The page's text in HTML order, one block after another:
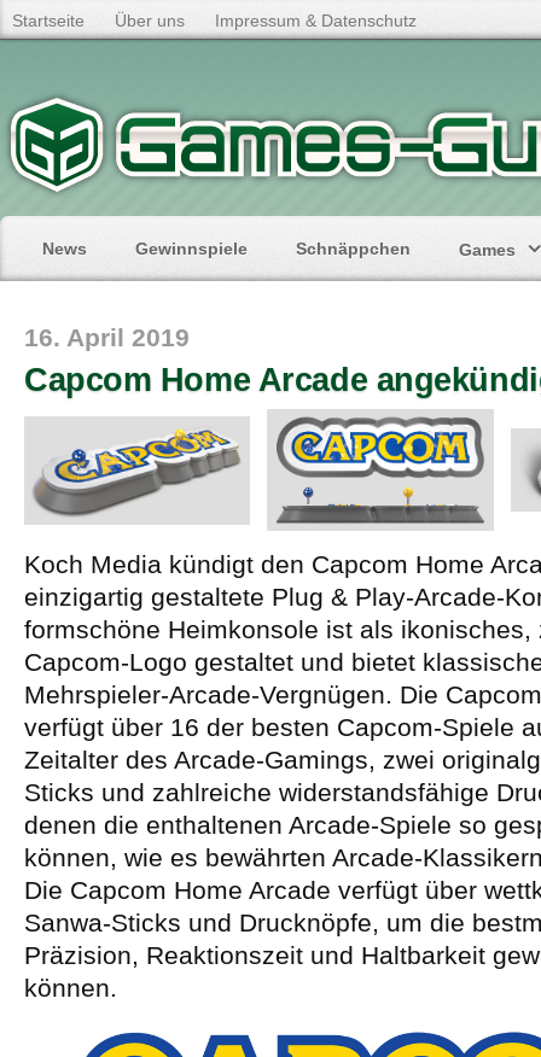
Startseite Über uns Impressum & Datenschutz
News Gewinnspiele Schnäppchen Games
16. April 2019
Capcom Home Arcade
Koch Media kündigt den Capcom Home
einzigartig gestaltete Plug & Play-Arcade-
formschöne Heimkonsole ist als ikonisches,
Capcom-Logo gestaltet und bietet
Mehrspieler-Arcade-Vergnügen. Die
verfügt über 16 der besten Capcom-Spiele
Zeitalter des Arcade-Gamings, zwei
Sticks und zahlreiche widerstandsfähige
denen die enthaltenen Arcade-Spiele so
können, wie es bewährten Arcade-
Die Capcom Home Arcade verfügt über
Sanwa-Sticks und Drucknöpfe, um die
Präzision, Reaktionszeit und Haltbarkeit
können.